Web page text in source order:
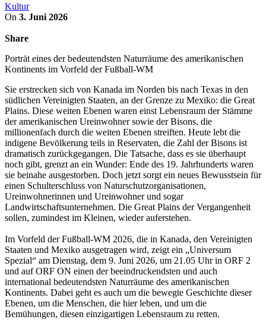
Kultur
On 3. Juni 2026
Share
Porträt eines der bedeutendsten Naturräume des amerikanischen
Kontinents im Vorfeld der Fußball-WM
Sie erstrecken sich von Kanada im Norden bis nach Texas in den
südlichen Vereinigten Staaten, an der Grenze zu Mexiko: die Great
Plains. Diese weiten Ebenen waren einst Lebensraum der Stämme
der amerikanischen Ureinwohner sowie der Bisons, die
millionenfach durch die weiten Ebenen streiften. Heute lebt die
indigene Bevölkerung teils in Reservaten, die Zahl der Bisons ist
dramatisch zurückgegangen. Die Tatsache, dass es sie überhaupt
noch gibt, grenzt an ein Wunder: Ende des 19. Jahrhunderts waren
sie beinahe ausgestorben. Doch jetzt sorgt ein neues Bewusstsein für
einen Schulterschluss von Naturschutzorganisationen,
Ureinwohnerinnen und Ureinwohner und sogar
Landwirtschaftsunternehmen. Die Great Plains der Vergangenheit
sollen, zumindest im Kleinen, wieder auferstehen.
Im Vorfeld der Fußball-WM 2026, die in Kanada, den Vereinigten
Staaten und Mexiko ausgetragen wird, zeigt ein „Universum
Spezial“ am Dienstag, dem 9. Juni 2026, um 21.05 Uhr in ORF 2
und auf ORF ON einen der beeindruckendsten und auch
international bedeutendsten Naturräume des amerikanischen
Kontinents. Dabei geht es auch um die bewegte Geschichte dieser
Ebenen, um die Menschen, die hier leben, und um die
Bemühungen, diesen einzigartigen Lebensraum zu retten.